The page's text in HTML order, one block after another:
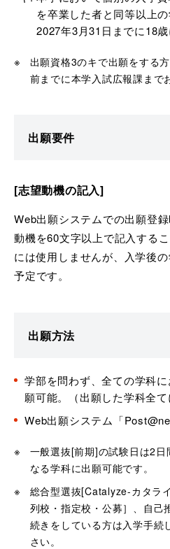
を卒業した者と同等以上
2027年3月31日までに18
出願資格3のキで出願をする
前までに本学入試広報課まで
出願要件
[志望動機の記入]
Web出願システムでの出願登
動機を60文字以上で記入する
には使用しませんが、入学後
予定です。
出願方法
学部を問わず、全ての学科
願可能。（出願した学科全て
Web出願システム「
一般選抜[前期]の試験日は2
なる学科に出願可能です。
総合型選抜[Catalyze-カタラ
列校・指定校・公募］、自己
続きをしている方は入学手続
さい。